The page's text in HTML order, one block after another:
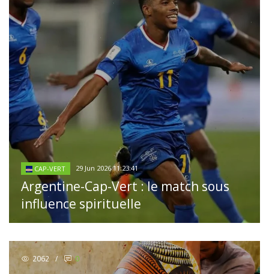
CAP-VERT 29 Jun 2026 11:23:41
Argentine-Cap-Vert : le match sous
influence spirituelle
2062 / 0